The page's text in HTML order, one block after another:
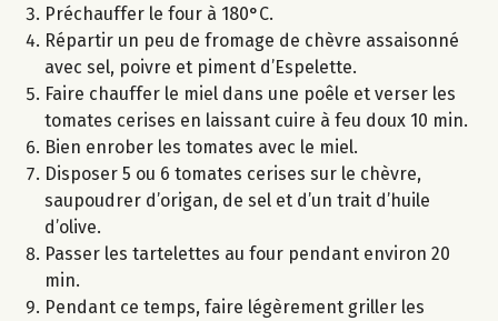
Préchauffer le four à 180°C.
Répartir un peu de fromage de chèvre assaisonné
avec sel, poivre et piment d’Espelette.
Faire chauffer le miel dans une poêle et verser les
tomates cerises en laissant cuire à feu doux 10 min.
Bien enrober les tomates avec le miel.
Disposer 5 ou 6 tomates cerises sur le chèvre,
saupoudrer d’origan, de sel et d’un trait d’huile
d’olive.
Passer les tartelettes au four pendant environ 20
min.
Pendant ce temps, faire légèrement griller les